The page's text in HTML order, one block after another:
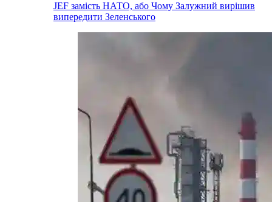
JEF замість НАТО, або Чому Залужний вирішив
випередити Зеленського